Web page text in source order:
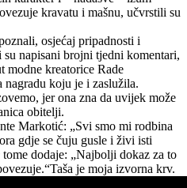
kravatu i mašnu, učvrstili su
osjećaj pripadnosti i
napisani brojni tjedni komentari,
modne kreatorice Rade
koju je i zaslužila.
jer ona zna da uvijek može
obitelji.
Markotić: „Svi smo mi rodbina
gdje se čuju gusle i živi isti
dodaje: „Najbolji dokaz za to
je moja izvorna krv.